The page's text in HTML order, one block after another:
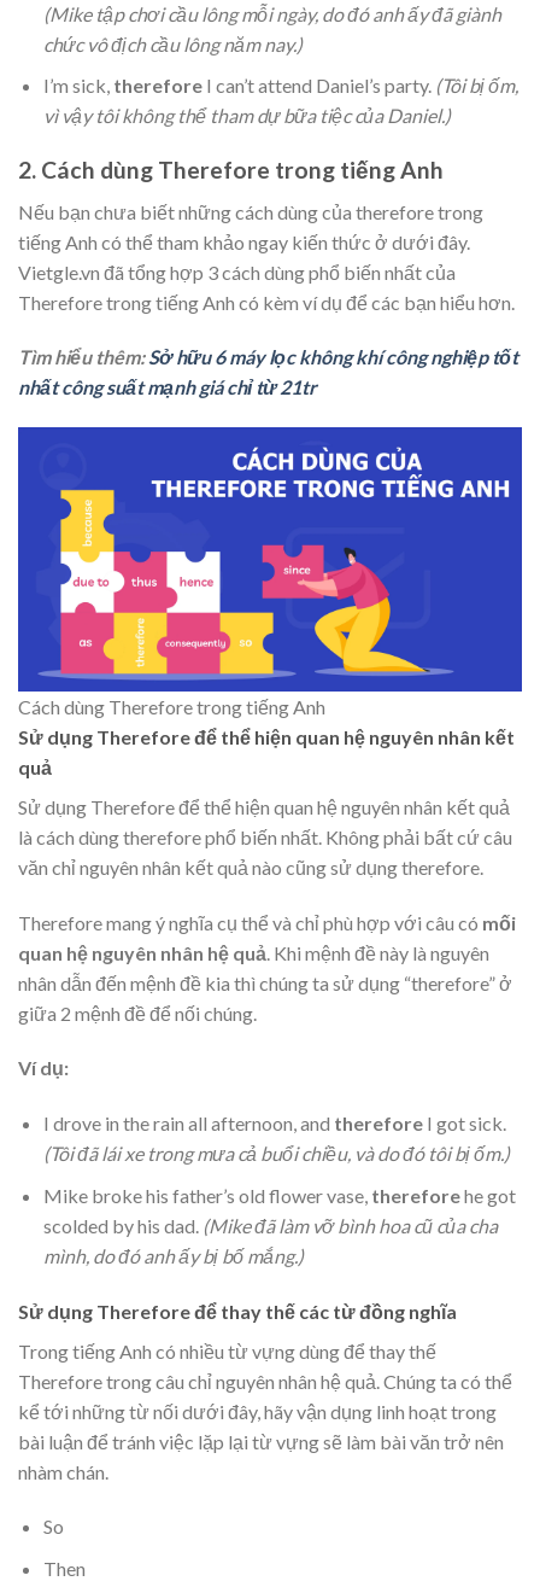
(Mike tập chơi cầu lông mỗi ngày, do đó anh ấy đã giành
chức vô địch cầu lông năm nay.)
I’m sick, therefore I can’t attend Daniel’s party. (Tôi bị ốm,
vì vậy tôi không thể tham dự bữa tiệc của Daniel.)
2. Cách dùng Therefore trong tiếng Anh
Nếu bạn chưa biết những cách dùng của therefore trong
tiếng Anh có thể tham khảo ngay kiến thức ở dưới đây.
Vietgle.vn đã tổng hợp 3 cách dùng phổ biến nhất của
Therefore trong tiếng Anh có kèm ví dụ để các bạn hiểu hơn.
Tìm hiểu thêm:Sở hữu 6 máy lọc không khí công nghiệp tốt
nhất công suất mạnh giá chỉ từ 21tr
Cách dùng Therefore trong tiếng Anh
Sử dụng Therefore để thể hiện quan hệ nguyên nhân kết
quả
Sử dụng Therefore để thể hiện quan hệ nguyên nhân kết quả
là cách dùng therefore phổ biến nhất. Không phải bất cứ câu
văn chỉ nguyên nhân kết quả nào cũng sử dụng therefore.
Therefore mang ý nghĩa cụ thể và chỉ phù hợp với câu có mối
quan hệ nguyên nhân hệ quả . Khi mệnh đề này là nguyên
nhân dẫn đến mệnh đề kia thì chúng ta sử dụng “therefore” ở
giữa 2 mệnh đề để nối chúng.
Ví dụ:
I drove in the rain all afternoon, and therefore I got sick.
(Tôi đã lái xe trong mưa cả buổi chiều, và do đó tôi bị ốm.)
Mike broke his father’s old flower vase, thereforehe got
scolded by his dad. (Mike đã làm vỡ bình hoa cũ của cha
mình, do đó anh ấy bị bố mắng.)
Sử dụng Therefore để thay thế các từ đồng nghĩa
Trong tiếng Anh có nhiều từ vựng dùng để thay thế
Therefore trong câu chỉ nguyên nhân hệ quả. Chúng ta có thể
kể tới những từ nối dưới đây, hãy vận dụng linh hoạt trong
bài luận để tránh việc lặp lại từ vựng sẽ làm bài văn trở nên
nhàm chán.
So
Then